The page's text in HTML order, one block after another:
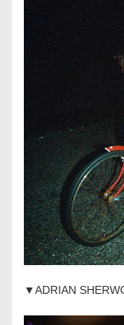
▼ADRIAN